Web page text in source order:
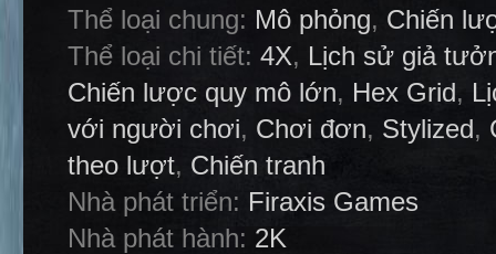
Thể loại chung: Mô phỏng, Chiến
Thể loại chi tiết: 4X, Lịch sử giả
Chiến lược quy mô lớn, Hex Grid,
với người chơi, Chơi đơn, Stylized,
theo lượt, Chiến tranh
Nhà phát triển: Firaxis Games
Nhà phát hành: 2K